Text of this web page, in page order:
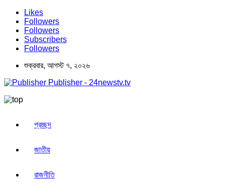
Likes
Followers
Followers
Subscribers
Followers
শুক্রবার, আগস্ট ৭, ২০২৬
Publisher - 24newstv.tv
প্রচ্ছদ
জাতীয়
রাজনীতি